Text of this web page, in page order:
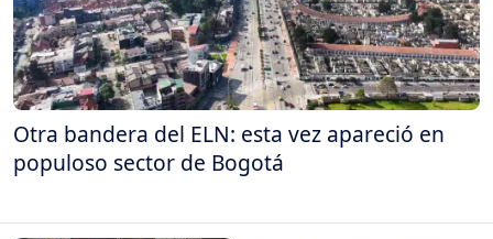
Otra bandera del ELN: esta vez apareció en
populoso sector de Bogotá